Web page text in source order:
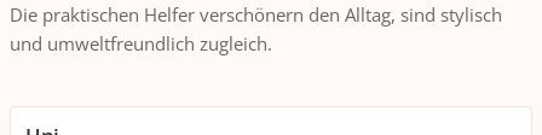
Die praktischen Helfer verschönern den Alltag, sind stylisch
und umweltfreundlich zugleich.